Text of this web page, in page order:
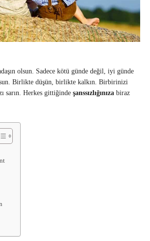
olsun. Sadece kötü günde değil, iyi günde
Birlikte düşün, birlikte kalkın. Birbirinizi
sarın. Herkes gittiğinde şanssızlığınıza biraz